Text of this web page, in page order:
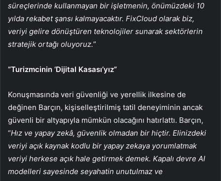
süreçlerinde kullanmayan bir işletmenin, önümüzdeki 10
yılda rekabet şansı kalmayacaktır. FixCloud olarak biz,
veriyi gelire dönüştüren teknolojiler sunarak sektörlerin
stratejik ortağı oluyoruz.”
“Turizmcinin ‘Dijital Kasası’yız”
Konuşmasında veri güvenliği ve yerellik ilkesine de
değinen Barçın, kişiselleştirilmiş tatil deneyiminin ancak
güvenli bir altyapıyla mümkün olacağını hatırlattı. Barçın,
“Hız ve yapay zekâ, güvenlik olmadan bir hiçtir. Elinizdeki
veriyi açık kaynak kodlu bir yapay zekaya yorumlatmak
veriyi herkese açık hale getirmek demek. Kapalı devre AI
modelleri sayesinde seyahatin unutulmaz ve